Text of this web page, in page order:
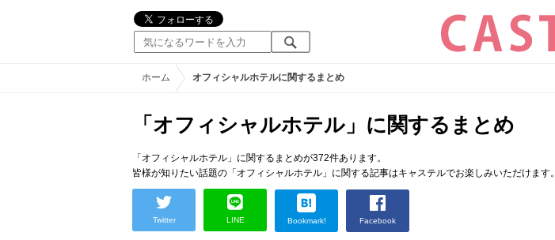
ホーム オフィシャルホテルに関するまとめ
「オフィシャルホテル」に関するまとめ
「オフィシャルホテル」に関するまとめが372件あります。
皆様が知りたい話題の「オフィシャルホテル」に関する記事はキャステルでお楽しみいただけます。
Twitter LINE Bookmark! Facebook